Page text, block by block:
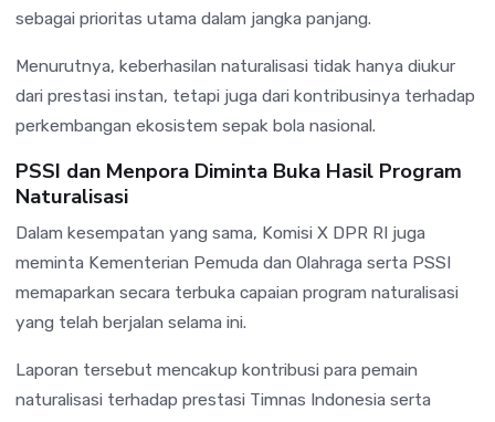
sebagai prioritas utama dalam jangka panjang.
Menurutnya, keberhasilan naturalisasi tidak hanya diukur
dari prestasi instan, tetapi juga dari kontribusinya terhadap
perkembangan ekosistem sepak bola nasional.
PSSI dan Menpora Diminta Buka Hasil Program
Naturalisasi
Dalam kesempatan yang sama, Komisi X DPR RI juga
meminta Kementerian Pemuda dan Olahraga serta PSSI
memaparkan secara terbuka capaian program naturalisasi
yang telah berjalan selama ini.
Laporan tersebut mencakup kontribusi para pemain
naturalisasi terhadap prestasi Timnas Indonesia serta